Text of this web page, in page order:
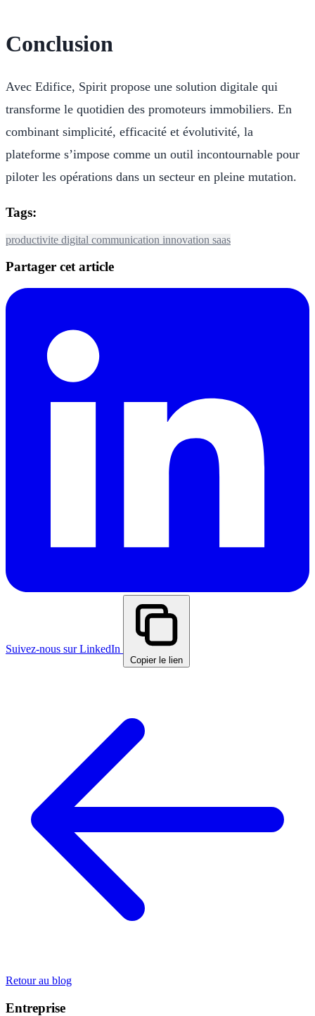
Conclusion
Avec Edifice, Spirit propose une solution digitale qui
transforme le quotidien des promoteurs immobiliers. En
combinant simplicité, efficacité et évolutivité, la
plateforme s’impose comme un outil incontournable pour
piloter les opérations dans un secteur en pleine mutation.
Tags:
productivite digital communication innovation saas
Partager cet article
Suivez-nous sur LinkedIn
Copier le lien
Retour au blog
Entreprise